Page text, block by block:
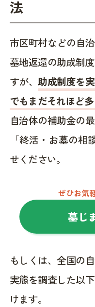
法
市区町村などの自
墓地返還の助成制
すが、助成制度を
でもまだそれほど多
自治体の補助金の
「終活・お墓の
せください。
ぜひお気
墓じ
もしくは、全国の
実態を調査した以
けます。